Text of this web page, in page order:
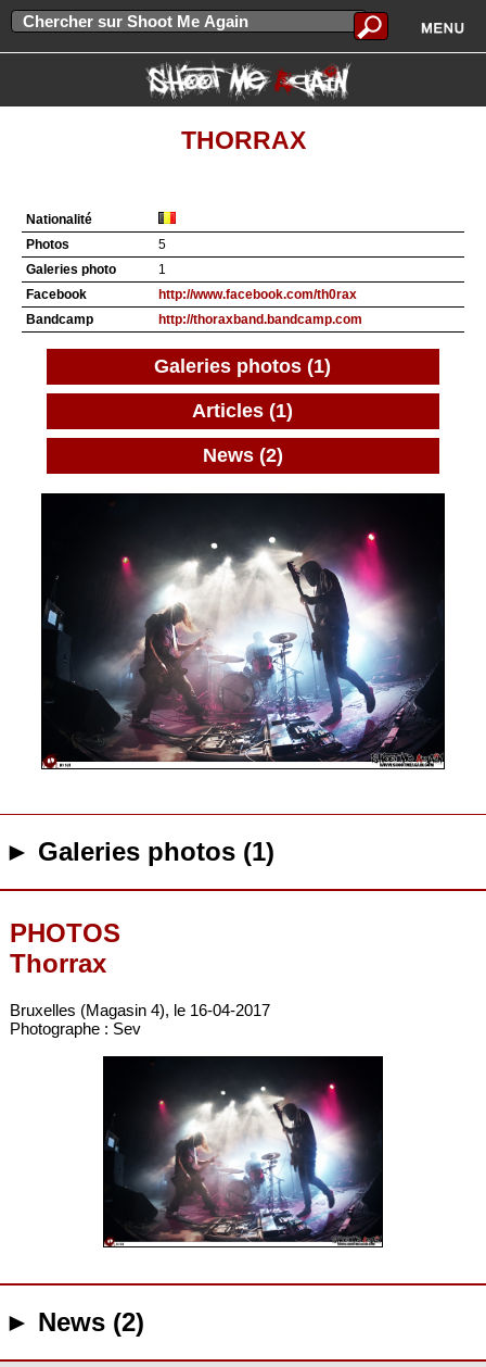
THORRAX
Nationalité
Photos
5
Galeries photo
1
Facebook
http://www.facebook.com/th0rax
Bandcamp
http://thoraxband.bandcamp.com
Galeries photos (1)
Articles (1)
News (2)
► Galeries photos (1)
PHOTOS
Thorrax
Bruxelles (Magasin 4), le 16-04-2017
Photographe : Sev
► News (2)